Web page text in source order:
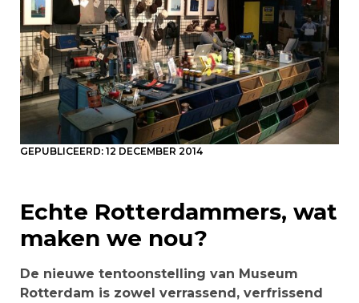
GEPUBLICEERD: 12 DECEMBER 2014
Echte Rotterdammers, wat
maken we nou?
De nieuwe tentoonstelling van Museum
Rotterdam is zowel verrassend, verfrissend